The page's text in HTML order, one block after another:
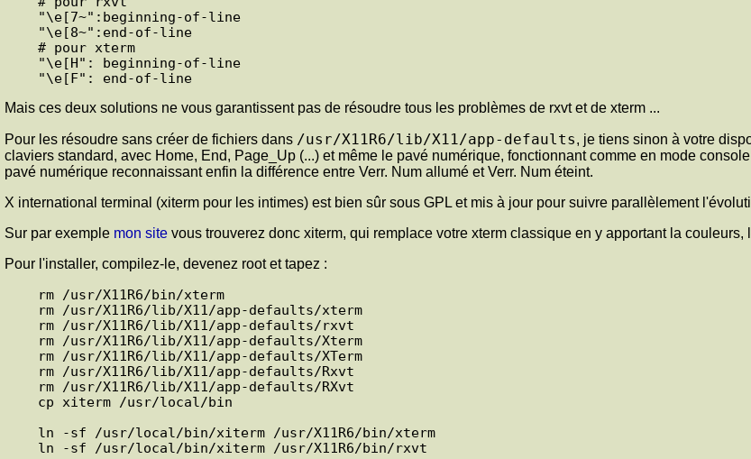
"\e[7~":beginning-of-line
"\e[8~":end-of-line
# pour xterm
"\e[H": beginning-of-line
"\e[F": end-of-line
Mais ces deux solutions ne vous garantissent pas de résoudre tous les problèmes de rxvt et de xterm ...
Pour les résoudre sans créer de fichiers dans /usr/X11R6/lib/X11/app-defaults, je tiens sinon à votre
claviers standard, avec Home, End, Page_Up (...) et même le pavé numérique, fonctionnant comme en mode
pavé numérique reconnaissant enfin la différence entre Verr. Num allumé et Verr. Num éteint.
X international terminal (xiterm pour les intimes) est bien sûr sous GPL et mis à jour pour suivre parallèlement
Sur par exemple mon site vous trouverez donc xiterm, qui remplace votre xterm classique en y apportant la
Pour l'installer, compilez-le, devenez root et tapez :
rm /usr/X11R6/bin/xterm
rm /usr/X11R6/lib/X11/app-defaults/xterm
rm /usr/X11R6/lib/X11/app-defaults/rxvt
rm /usr/X11R6/lib/X11/app-defaults/Xterm
rm /usr/X11R6/lib/X11/app-defaults/XTerm
rm /usr/X11R6/lib/X11/app-defaults/Rxvt
rm /usr/X11R6/lib/X11/app-defaults/RXvt
cp xiterm /usr/local/bin
ln -sf /usr/local/bin/xiterm /usr/X11R6/bin/xterm